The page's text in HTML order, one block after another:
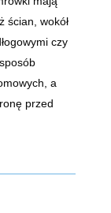
ścian, wokół
czy
a
przed